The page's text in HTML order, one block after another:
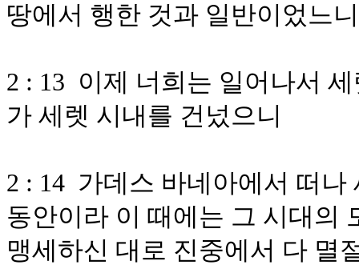
땅에서 행한 것과 일반이었느
2 : 13 이제 너희는 일어나서
가 세렛 시내를 건넜으니
2 : 14 가데스 바네아에서 떠
동안이라 이 때에는 그 시대의
맹세하신 대로 진중에서 다 멸